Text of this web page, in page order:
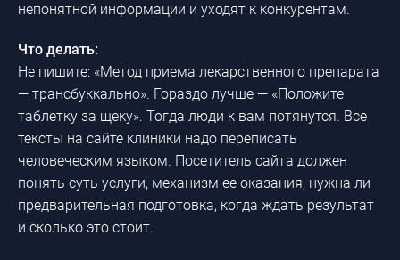
непонятной информации и уходят к конкурентам.
Что делать:
Не пишите: «Метод приема лекарственного препарата
— трансбуккально». Гораздо лучше — «Положите
таблетку за щеку». Тогда люди к вам потянутся. Все
тексты на сайте клиники надо переписать
человеческим языком. Посетитель сайта должен
понять суть услуги, механизм ее оказания, нужна ли
предварительная подготовка, когда ждать результат
и сколько это стоит.